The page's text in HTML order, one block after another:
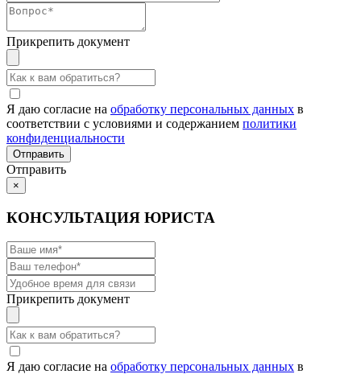
Прикрепить документ
Я даю согласие на обработку персональных данных в
соответствии с условиями и содержанием политики
конфиденциальности
Отправить
×
КОНСУЛЬТАЦИЯ ЮРИСТА
Прикрепить документ
Я даю согласие на обработку персональных данных в